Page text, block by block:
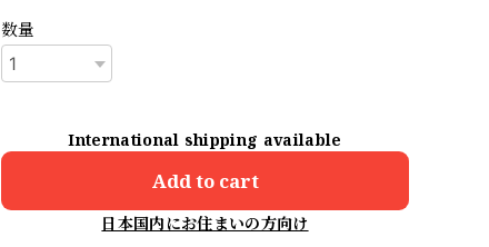
数量
International shipping available
Add to cart
日本国内にお住まいの方向け